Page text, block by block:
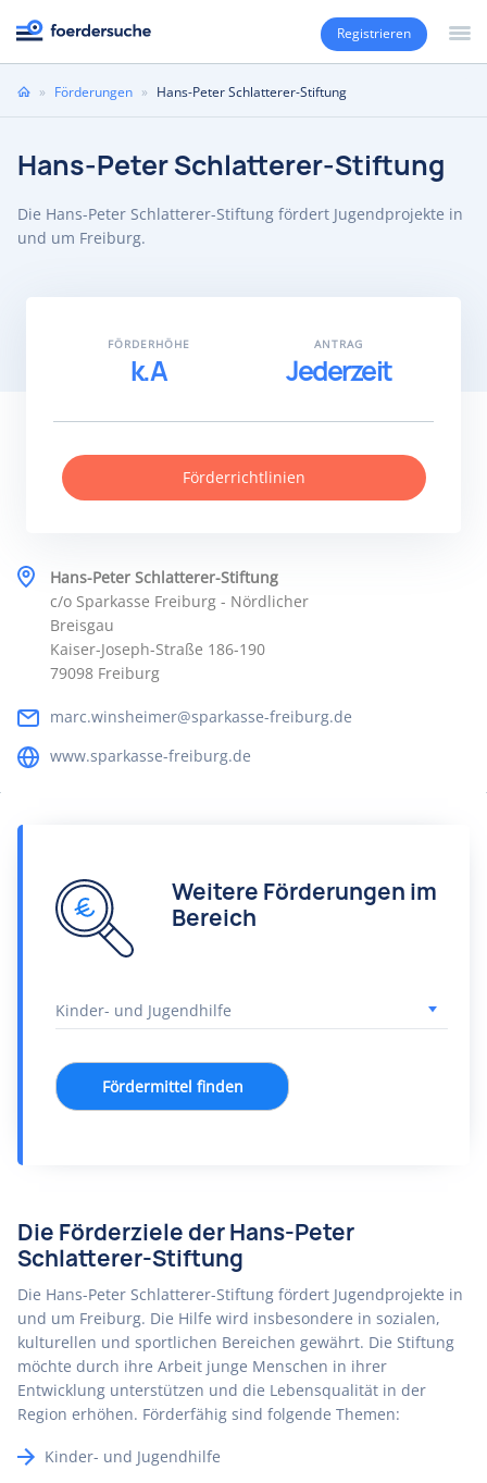
Registrieren
Sie» Förderungen » Hans-Peter Schlatterer-Stiftung
Hans-Peter Schlatterer-Stiftung
Die Hans-Peter Schlatterer-Stiftung fördert Jugendprojekte in
und um Freiburg.
Hans-Peter Schlatterer-Stiftung
c/o Sparkasse Freiburg - Nördlicher
Breisgau
Kaiser-Joseph-Straße 186-190
79098 Freiburg
marc.winsheimer@sparkasse-freiburg.de
www.sparkasse-freiburg.de
FÖRDERHÖHE
k.A
ANTRAG
Jederzeit
Förderrichtlinien
Weitere Förderungen im
Bereich
Fördermittel finden
Die Förderziele der Hans-Peter
Schlatterer-Stiftung
Die Hans-Peter Schlatterer-Stiftung fördert Jugendprojekte in
und um Freiburg. Die Hilfe wird insbesondere in sozialen,
kulturellen und sportlichen Bereichen gewährt. Die Stiftung
möchte durch ihre Arbeit junge Menschen in ihrer
Entwicklung unterstützen und die Lebensqualität in der
Region erhöhen. Förderfähig sind folgende Themen:
Kinder- und Jugendhilfe